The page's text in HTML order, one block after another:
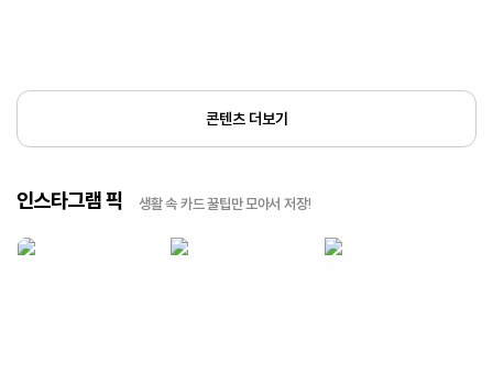
콘텐츠 더보기
인스타그램 픽 생활 속 카드 꿀팁만 모아서 저장!